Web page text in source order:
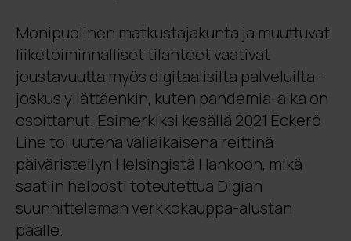
Monipuolinen matkustajakunta ja muuttuvat
liiketoiminnalliset tilanteet vaativat
joustavuutta myös digitaalisilta palveluilta –
joskus yllättäenkin, kuten pandemia-aika on
osoittanut. Esimerkiksi kesällä 2021 Eckerö
Line toi uutena väliaikaisena reittinä
päiväristeilyn Helsingistä Hankoon, mikä
saatiin helposti toteutettua Digian
suunnitteleman verkkokauppa-alustan
päälle.